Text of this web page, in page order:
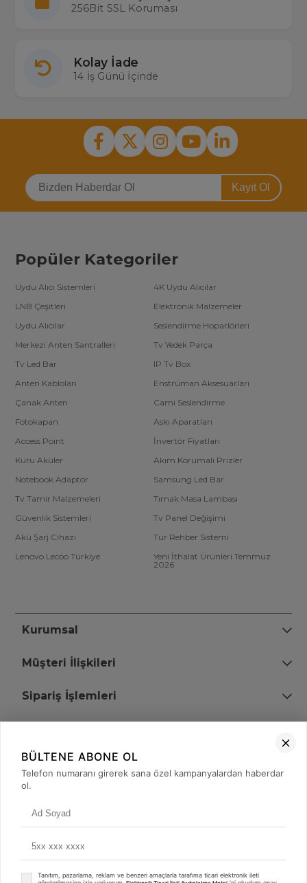
256Bit SSL Koruması
Kolay İade
14 İş Günü İçinde
Kayıt Ol
Popüler Kategoriler
Uydu Alıcı Sistemleri
4K Uydu Alıcılar
LNB Çeşitleri
Elektronik Malzemeler
Uydu Alıcılar
Seslendirme Hoparlörleri
Merkezi Anten Santralleri
Tv Yedek Parça
Tv Led Bar
IP Tv Box
Anten Kabloları
Enstrüman Aksesuarları
Çanak Anten
Cami Seslendirme
Fotokapan
Askı Aparatları
Access Point
İnvertör Fiyatları
Kuru Aküler
Akım Korumalı Prizler
Notebook Adaptör
Samsung Led Bar
Tv Tamir Malzemeleri
Tırnak Masa Lambası
Güvenlik Sistemleri
Tv Panel Değişimi
Akü Şarj Cihazı
Tur Rehber Sistemi
Lenovo Lecoo Türkiye
Yeni İthalat Ürünleri Temmuz
2026
Kurumsal
Müşteri İlişkileri
Sipariş İşlemleri
+90 (850) 473 08 08
BÜLTENE ABONE OL
Telefon numaranı girerek sana özel kampanyalardan haberdar
ol.
Tanıtım, pazarlama, reklam ve benzeri amaçlarla tarafıma ticari elektronik ileti